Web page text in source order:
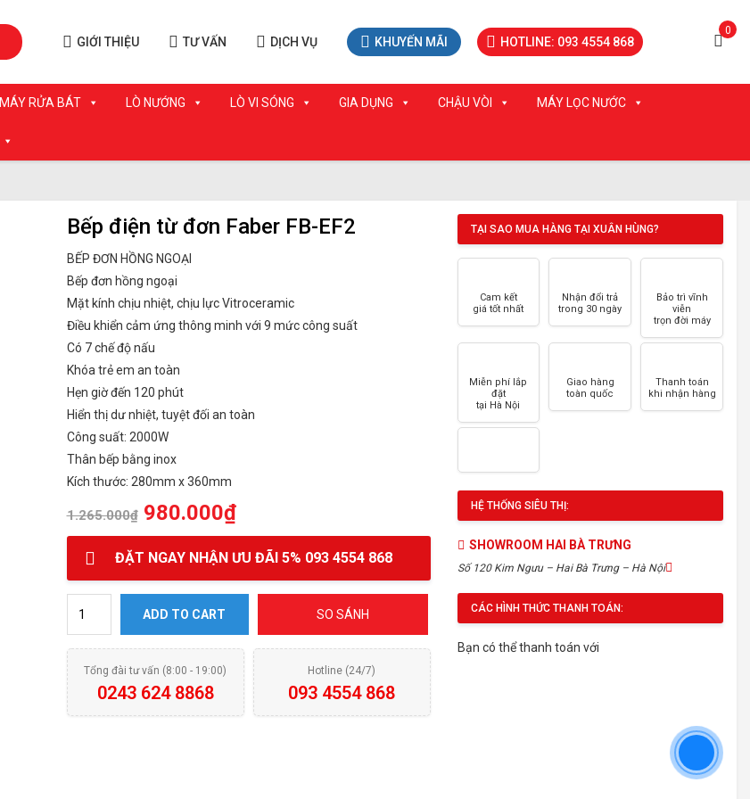
GIỚI THIỆU TƯ VẤN DỊCH VỤ KHUYẾN MÃI HOTLINE: 093 4554 868
0
MÁY RỬA BÁT LÒ NƯỚNG LÒ VI SÓNG GIA DỤNG CHẬU VÒI MÁY LỌC NƯỚC
Bếp điện từ đơn Faber FB-EF2
BẾP ĐƠN HỒNG NGOẠI
Bếp đơn hồng ngoại
Mặt kính chịu nhiệt, chịu lực Vitroceramic
Điều khiển cảm ứng thông minh với 9 mức công suất
Có 7 chế độ nấu
Khóa trẻ em an toàn
Hẹn giờ đến 120 phút
Hiển thị dư nhiệt, tuyệt đối an toàn
Công suất: 2000W
Thân bếp bằng inox
Kích thước: 280mm x 360mm
1.265.000₫ 980.000₫
ĐẶT NGAY NHẬN ƯU ĐÃI 5% 093 4554 868
ADD TO CART SO SÁNH
Tổng đài tư vấn (8:00 - 19:00)
0243 624 8868
Hotline (24/7)
093 4554 868
TẠI SAO MUA HÀNG TẠI XUÂN HÙNG?
Cam kết
giá tốt nhất
Nhận đổi trả
trong 30 ngày
Bảo trì vĩnh
viễn
trọn đời máy
Miễn phí lắp
đặt
tại Hà Nội
Giao hàng
toàn quốc
Thanh toán
khi nhận hàng
HỆ THỐNG SIÊU THỊ:
SHOWROOM HAI BÀ TRƯNG
Số 120 Kim Ngưu – Hai Bà Trưng – Hà Nội
CÁC HÌNH THỨC THANH TOÁN:
Bạn có thể thanh toán với